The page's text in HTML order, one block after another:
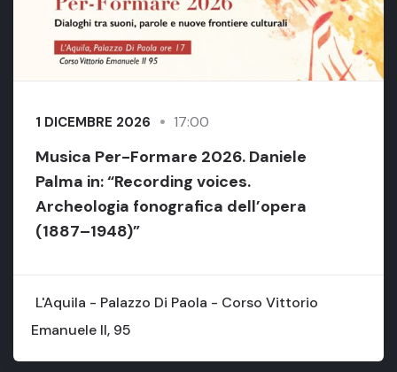
1 DICEMBRE 2026 17:00
Musica Per-Formare 2026. Daniele
Palma in: “Recording voices.
Archeologia fonografica dell’opera
(1887–1948)”
L'Aquila - Palazzo Di Paola - Corso Vittorio
Emanuele II, 95